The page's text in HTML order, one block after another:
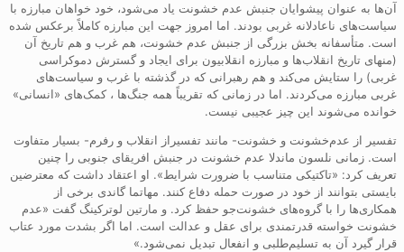
آن‌ها به عنوان پیشوایان جنبش عدم خشونت یاد می‌شود، خود خواهان مبارزه با
سیاست‌های ناعادلانه غربی بودند. اما امروز جهت این مبارزه کاملاً برعکس شده
است. متأسفانه بخش بزرگی از جنبش عدم خشونت، هم غرب و هم تاریخ آن
(منهای تاریخ انقلاب‌ها و مبارزه انقلابیون برای ایجاد و گسترش دموکراسی
غربی) را ستایش می‌کند و هم رهبرانی که در گذشته با غرب و سیاست‌های
غربی مبارزه می‌کردند. اما در زمانی که تقریباً همه جنگ‌ها ، کمک‌های «انسانی»
خوانده می‌شوند این چیز عجیبی نیست.
تفسیر از عدم‌خشونت و خشونت- مانند تفسیراز انقلاب و رفرم- بسیار متفاوت
است. زمانی نلسون ماندلا عدم خشونت در جنبش افریقای جنوبی را چنین
تعریف کرد: «تاکتیکی متناسب با ضرورت شرایط». او اعتقاد داشت که معترضین
بایستی بتوانند از خود در صورت حمله دفاع کنند. مهاتما گاندی برخی از
همکاری‌ها را با گروه‌های خشونت‌جو حفظ کرد. و مارتین لوترکینگ گفت «عدم
خشونت خواسته قدرتمندی برای عقل و عدالت است. اما اگر بشدت مورد عتاب
قرار گیرد آن به تسلیم‌طلبی و انفعال تبدیل نمی‌شود.»